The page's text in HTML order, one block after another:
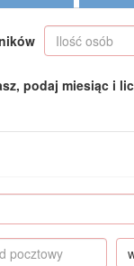
podaj miesiąc i